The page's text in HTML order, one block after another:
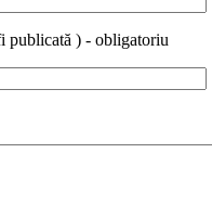
publicată ) - obligatoriu